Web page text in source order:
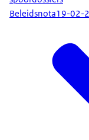
Beleidsnota19-02-